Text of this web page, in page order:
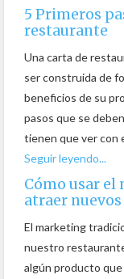
5 Primeros
restaurante
Una carta de
ser construida de
beneficios de su
pasos que se
tienen que ver con
Seguir leyendo...
Cómo usar
atraer
El marketing
nuestro
algún producto